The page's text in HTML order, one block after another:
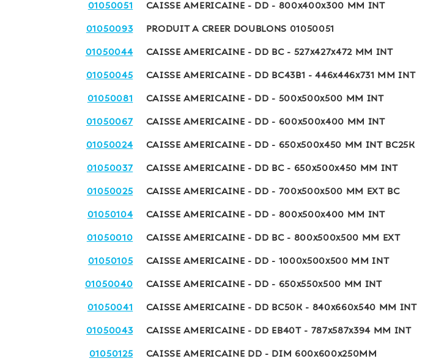
01050051 CAISSE AMERICAINE - DD - 800x400x300 MM INT
01050093 PRODUIT A CREER DOUBLONS 01050051
01050044 CAISSE AMERICAINE - DD BC - 527x427x472 MM INT
01050045 CAISSE AMERICAINE - DD BC43B1 - 446x446x731 MM INT
01050081 CAISSE AMERICAINE - DD - 500x500x500 MM INT
01050067 CAISSE AMERICAINE - DD - 600x500x400 MM INT
01050024 CAISSE AMERICAINE - DD - 650x500x450 MM INT BC25K
01050037 CAISSE AMERICAINE - DD BC - 650x500x450 MM INT
01050025 CAISSE AMERICAINE - DD - 700x500x500 MM EXT BC
01050104 CAISSE AMERICAINE - DD - 800x500x400 MM INT
01050010 CAISSE AMERICAINE - DD BC - 800x500x500 MM EXT
01050105 CAISSE AMERICAINE - DD - 1000x500x500 MM INT
01050040 CAISSE AMERICAINE - DD - 650x550x500 MM INT
01050041 CAISSE AMERICAINE - DD BC50K - 840x660x540 MM INT
01050043 CAISSE AMERICAINE - DD EB40T - 787x587x394 MM INT
01050125 CAISSE AMERICAINE DD - DIM 600x600x250MM